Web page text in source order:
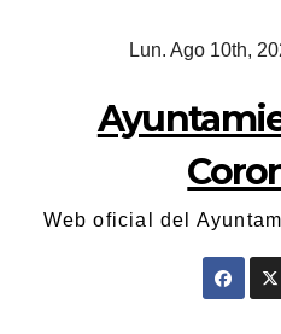
Lun. Ago 10th,
Web oficial del